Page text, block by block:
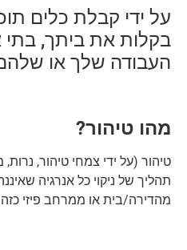
על ידי קבלת כלים
בקלות את ביתך, בתי
העבודה שלך או
מהו טיהור?
טיהור (על ידי צמחי טיהור,
תהליך של ניקוי כל אנרגיה
מהדירה/בית או ממרחב פיזי